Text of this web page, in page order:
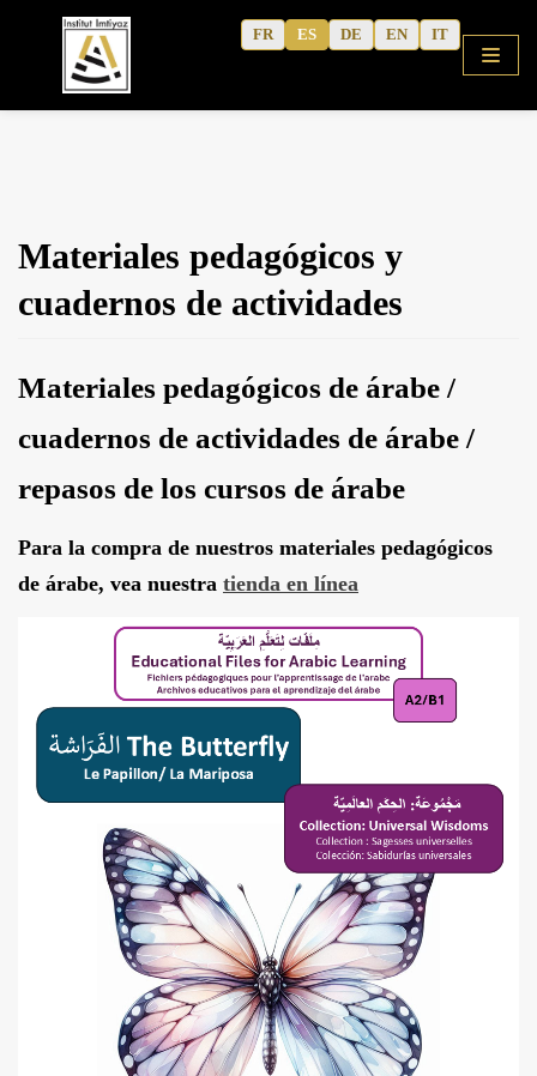
Saltar
contenido
Tienda
Cursos
Árabe moderno
Cuadernos de actividades
Blog
Materiales pedagógicos y
cuadernos de actividades
Materiales pedagógicos de árabe /
cuadernos de actividades de árabe /
repasos de los cursos de árabe
Para la compra de nuestros materiales pedagógicos
de árabe, vea nuestra tienda en línea
FR ES DE EN IT